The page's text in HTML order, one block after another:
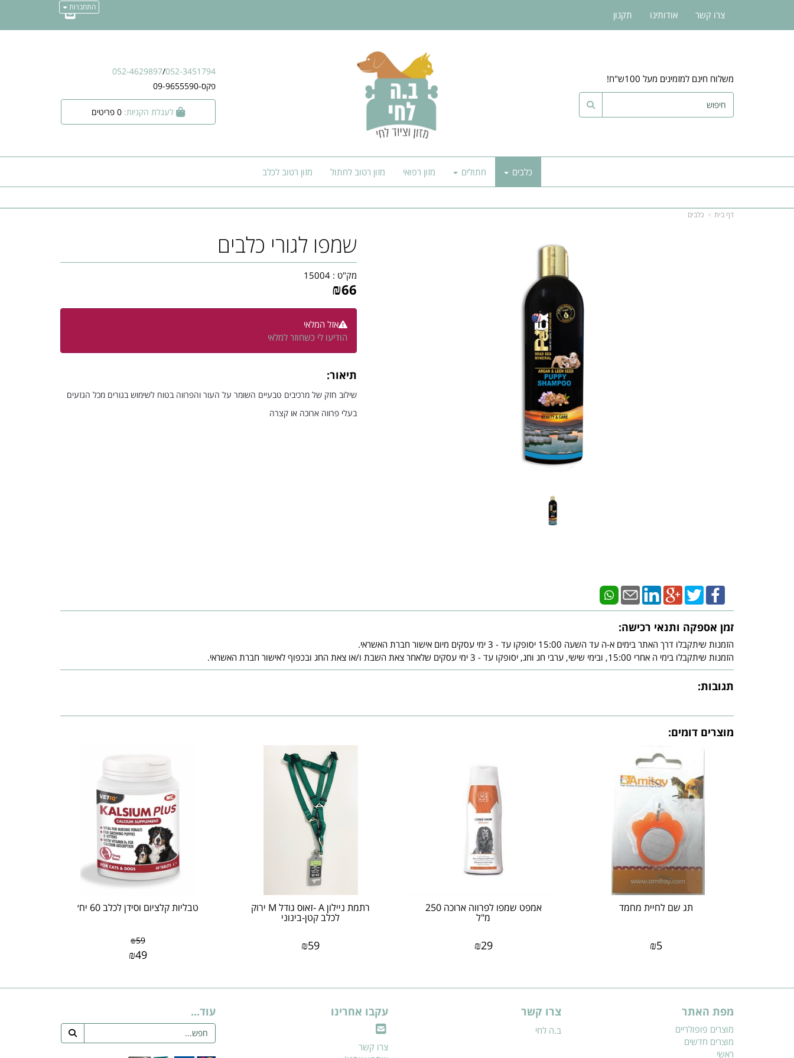
התחברות
משלוח חינם למזמינים מעל 100ש"ח!
052-4629897/052-3451794
פקס-09-9655590
0
כלבים חתולים מזון רפואי מזון רטוב לחתול מזון רטוב לכלב
צרו קשר אודותינו תקנון
דף בית כלבים
שמפו לגורי כלבים
מק"ט :15004
₪66
אזל המלאי
הודיעו לי כשחוזר למלאי
תיאור:
שילוב חזק של מרכיבים טבעיים השומר על העור והפרווה בטוח לשימוש בגורים מכל הגזעים
בעלי פרווה ארוכה או קצרה
זמן אספקה ותנאי רכישה:
הזמנות שיתקבלו דרך האתר בימים א-ה עד השעה 15:00 יסופקו עד - 3 ימי עסקים מיום אישור חברת האשראי.
הזמנות שיתקבלו בימי ה אחרי 15:00, ובימי שישי, ערבי חג וחג, יסופקו עד - 3 ימי עסקים שלאחר צאת השבת ו/או צאת החג ובכפוף לאישור חברת האשראי.
תגובות:
מוצרים דומים:
תג שם לחיית מחמד
₪5
אמפט שמפו לפרווה ארוכה 250
מ"ל
₪29
רתמת ניילון A -זאוס גודל M ירוק
לכלב קטן-בינוני
₪59
טבליות קלציום וסידן לכלב 60 יח׳
₪59
₪49
מפת האתר
מוצרים פופולריים
מוצרים חדשים
ראשי
צרו קשר
ב.ה לחי
עקבו אחרינו
צרו קשר
עוד...